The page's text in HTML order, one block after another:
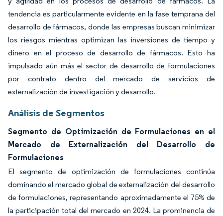
tendencia es particularmente evidente en la fase temprana del
desarrollo de fármacos, donde las empresas buscan minimizar
los riesgos mientras optimizan las inversiones de tiempo y
dinero en el proceso de desarrollo de fármacos. Esto ha
impulsado aún más el sector de desarrollo de formulaciones
por contrato dentro del mercado de servicios de
externalización de investigación y desarrollo.
Análisis de Segmentos
Segmento de Optimización de Formulaciones en el
Mercado de Externalización del Desarrollo de
Formulaciones
El segmento de optimización de formulaciones continúa
dominando el mercado global de externalización del desarrollo
de formulaciones, representando aproximadamente el 75% de
la participación total del mercado en 2024. La prominencia de